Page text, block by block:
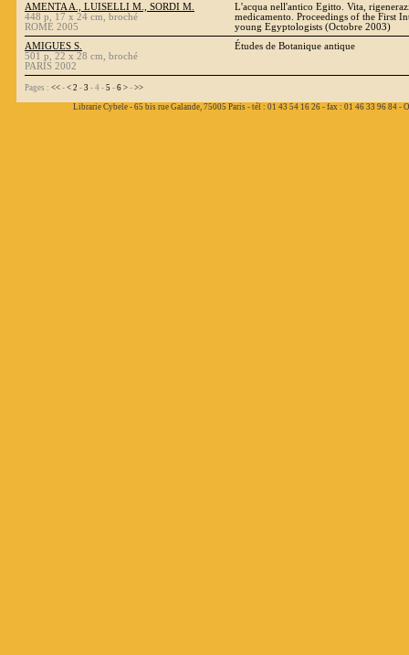
AMENTA A., LUISELLI M., SORDI M.
448 p, 17 x 24 cm, broché
ROME 2005
L'acqua nell'antico Egitto. Vita,
medicamento. Proceedings of the First
young Egyptologists (Octobre 2003)
AMIGUES S.
501 p, 22 x 28 cm, broché
PARIS 2002
Études de Botanique antique
Pages : << - < 2 - 3 - 4 - 5 - 6 > - >>
Librarie Cybele - 65 bis rue Galande, 75005 Paris - tél : 01 43 54 16 26 - fax : 01 46 33 96 84